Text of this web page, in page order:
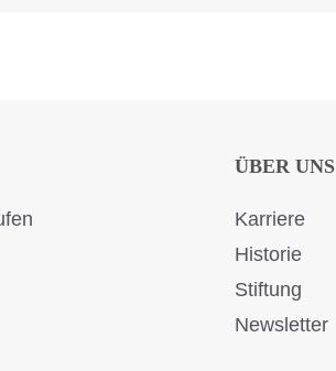
ÜBER UNS
Karriere
Historie
Stiftung
Newsletter